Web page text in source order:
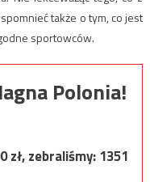
także o tym, co jest
sportowców.
Polonia!
zł, zebraliśmy:1351